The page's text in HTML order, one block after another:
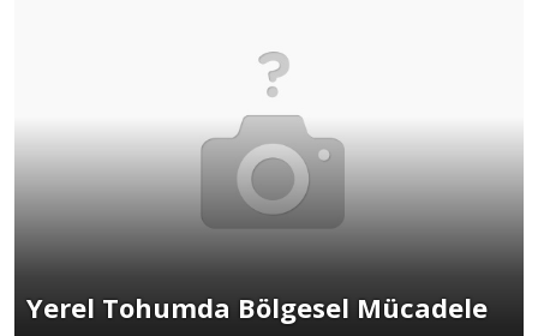
Yerel Tohumda Bölgesel Mücadele